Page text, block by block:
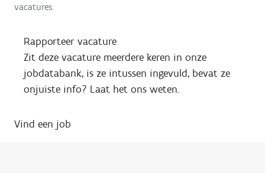
vacatures.
Rapporteer vacature
Zit deze vacature meerdere keren in onze
jobdatabank, is ze intussen ingevuld, bevat ze
onjuiste info? Laat het ons weten.
Vind een job